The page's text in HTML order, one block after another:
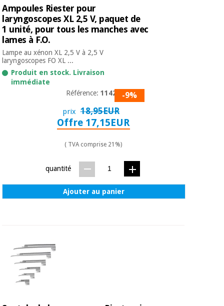
Armoires
sanitaires
Orthopédie
Ampoules Riester pour
laryngoscopes XL 2,5 V, paquet de
1 unité, pour tous les manches avec
lames à F.O.
Lampe au xénon XL 2,5 V à 2,5 V
laryngoscopes FO XL ...
Produit en stock. Livraison
immédiate
Référence:11428 -9%
prix 18,95EUR
Offre 17,15EUR
( TVA comprise 21%)
quantité
Ajouter au panier